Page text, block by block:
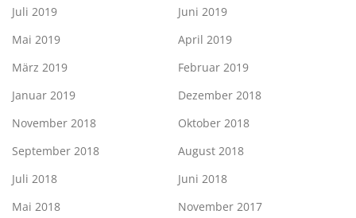
Juli 2019
Juni 2019
Mai 2019
April 2019
März 2019
Februar 2019
Januar 2019
Dezember 2018
November 2018
Oktober 2018
September 2018
August 2018
Juli 2018
Juni 2018
Mai 2018
November 2017